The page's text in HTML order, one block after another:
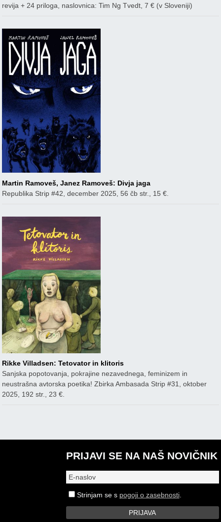
revija + 24 priloga, naslovnica: Tim Ng Tvedt, 7 € (v Sloveniji)
Martin Ramoveš, Janez Ramoveš: Divja jaga
Republika Strip #42, december 2025, 56 čb str., 15 €.
Rikke Villadsen: Tetovator in klitoris
Sanjska popotovanja, pokrajine nezavednega, feminizem in
neustrašna avtorska poetika! Zbirka Ambasada Strip #31, oktober
2025, 192 str., 23 €.
PRIJAVI SE NA NAŠ NOVIČNIK
Strinjam se s pogoji o zasebnosti.